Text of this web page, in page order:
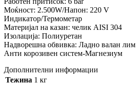
Моќност: 2.500W/Напон: 220 V
Индикатор/Термометар
Материјал на казан: челик AISI 304
Изолација: Полиуретан
Надворешна обвивка: Ладно валан лим
Анти корозивен систем-Магнезиум
Дополнителни информации
Тежина 1 кг